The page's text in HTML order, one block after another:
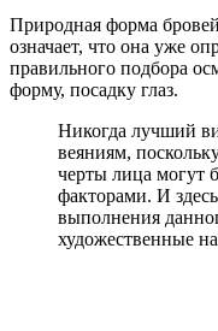
Природная форма
означает, что она уже
правильного подбора
форму, посадку глаз.
Никогда лучший
веяниям,
черты лица могут
факторами. И
выполнения
художественные